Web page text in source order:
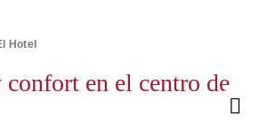
Hotel
en el centro de